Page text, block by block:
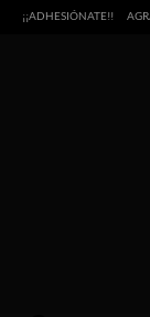
¡¡ADHESIÓNATE!!